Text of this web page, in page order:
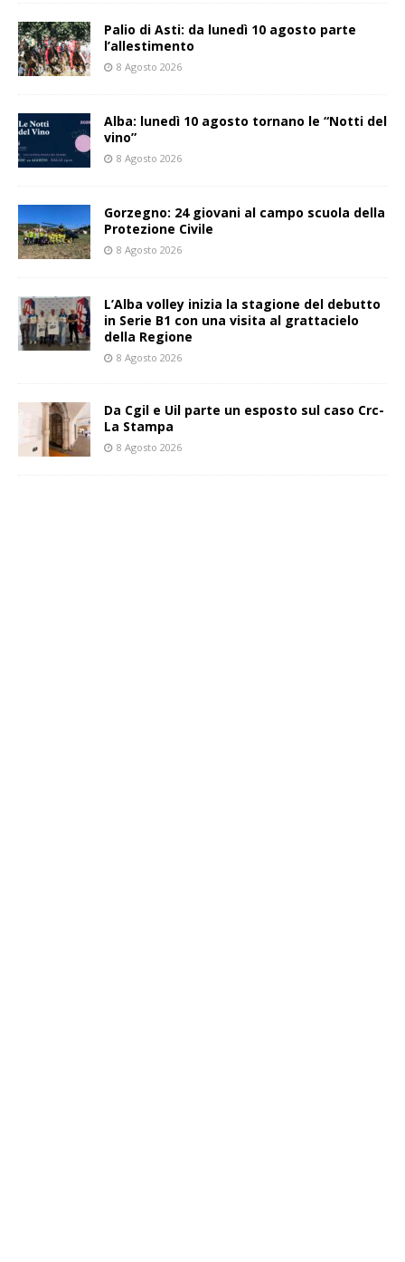
Palio di Asti: da lunedì 10 agosto parte
l’allestimento
8 Agosto 2026
Alba: lunedì 10 agosto tornano le “Notti del
vino”
8 Agosto 2026
Gorzegno: 24 giovani al campo scuola della
Protezione Civile
8 Agosto 2026
L’Alba volley inizia la stagione del debutto
in Serie B1 con una visita al grattacielo
della Regione
8 Agosto 2026
Da Cgil e Uil parte un esposto sul caso Crc-
La Stampa
8 Agosto 2026